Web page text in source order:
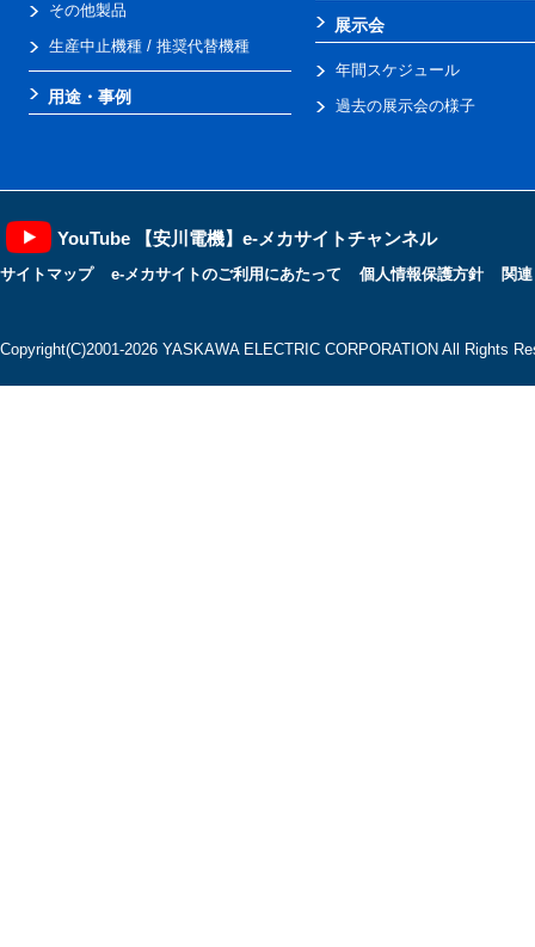
その他製品
生産中止機種 / 推奨代替機種
用途・事例
展示会
年間スケジュール
過去の展示会の様子
YouTube 【安川電機】e-メカサイトチャンネル
サイトマップ e-メカサイトのご利用にあたって 個人情報保護方針 関
Copyright(C)2001‐2026 YASKAWA ELECTRIC CORPORATION All Rights